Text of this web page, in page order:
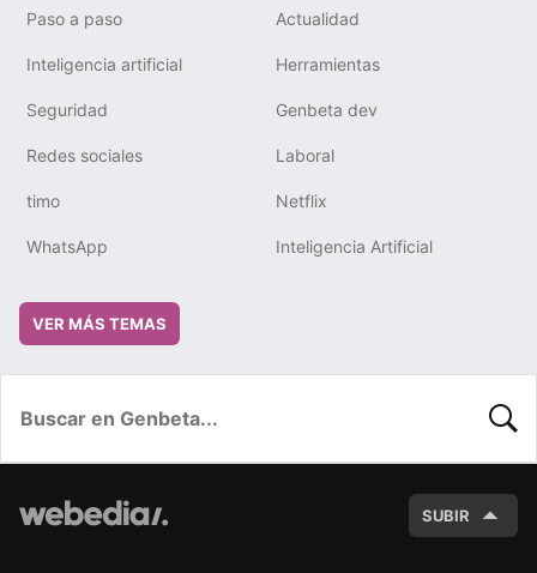
Paso a paso Actualidad
Inteligencia artificial Herramientas
Seguridad Genbeta dev
Redes sociales Laboral
timo Netflix
WhatsApp Inteligencia Artificial
VER MÁS TEMAS
SUBIR